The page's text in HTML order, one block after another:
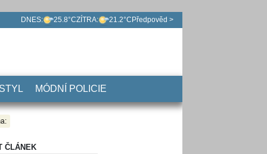
DNES: 25.8°CZÍTRA: 21.2°C Předpověd >
MÓDNÍ POLICIE
ČLÁNEK